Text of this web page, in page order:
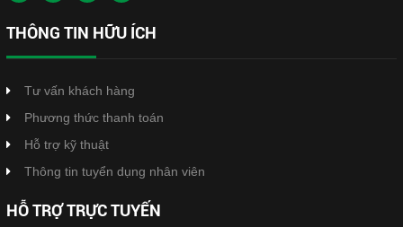
THÔNG TIN HỮU ÍCH
Tư vấn khách hàng
Phương thức thanh toán
Hỗ trợ kỹ thuật
Thông tin tuyển dụng nhân viên
HỖ TRỢ TRỰC TUYẾN